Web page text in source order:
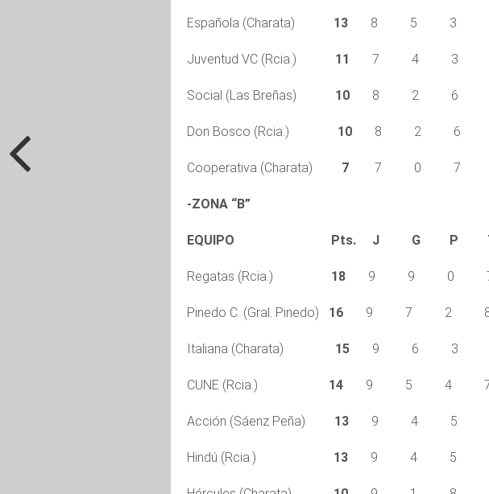
Española (Charata) 13 8 5 3 619
Juventud VC (Rcia.) 11 7 4 3 537
Social (Las Breñas) 10 8 2 6 559
Don Bosco (Rcia.) 10 8 2 6 539
Cooperativa (Charata) 7 7 0 7 372
-ZONA “B”
EQUIPO Pts. J G P
Regatas (Rcia.) 18 9 9 0 755
Pinedo C. (Gral. Pinedo) 16 9 7 2 822
Italiana (Charata) 15 9 6 3 802
CUNE (Rcia.) 14 9 5 4 717
Acción (Sáenz Peña) 13 9 4 5 701
Hindú (Rcia.) 13 9 4 5 727